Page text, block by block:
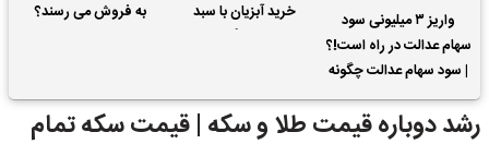
واریز ۳ میلیونی سود
سهام عدالت در راه است!؟
| سود سهام عدالت چگونه
محاسبه می شود؟
خرید آبزیان با سبد
به فروش می رسند؟
رشد دوباره قیمت طلا و سکه | قیمت‌ سکه تمام